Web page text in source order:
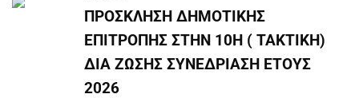
ΠΡΟΣΚΛΗΣΗ ΔΗΜΟΤΙΚΗΣ
ΕΠΙΤΡΟΠΗΣ ΣΤΗΝ 10Η ( ΤΑΚΤΙΚΗ)
ΔΙΑ ΖΩΣΗΣ ΣΥΝΕΔΡΙΑΣΗ ΕΤΟΥΣ
2026